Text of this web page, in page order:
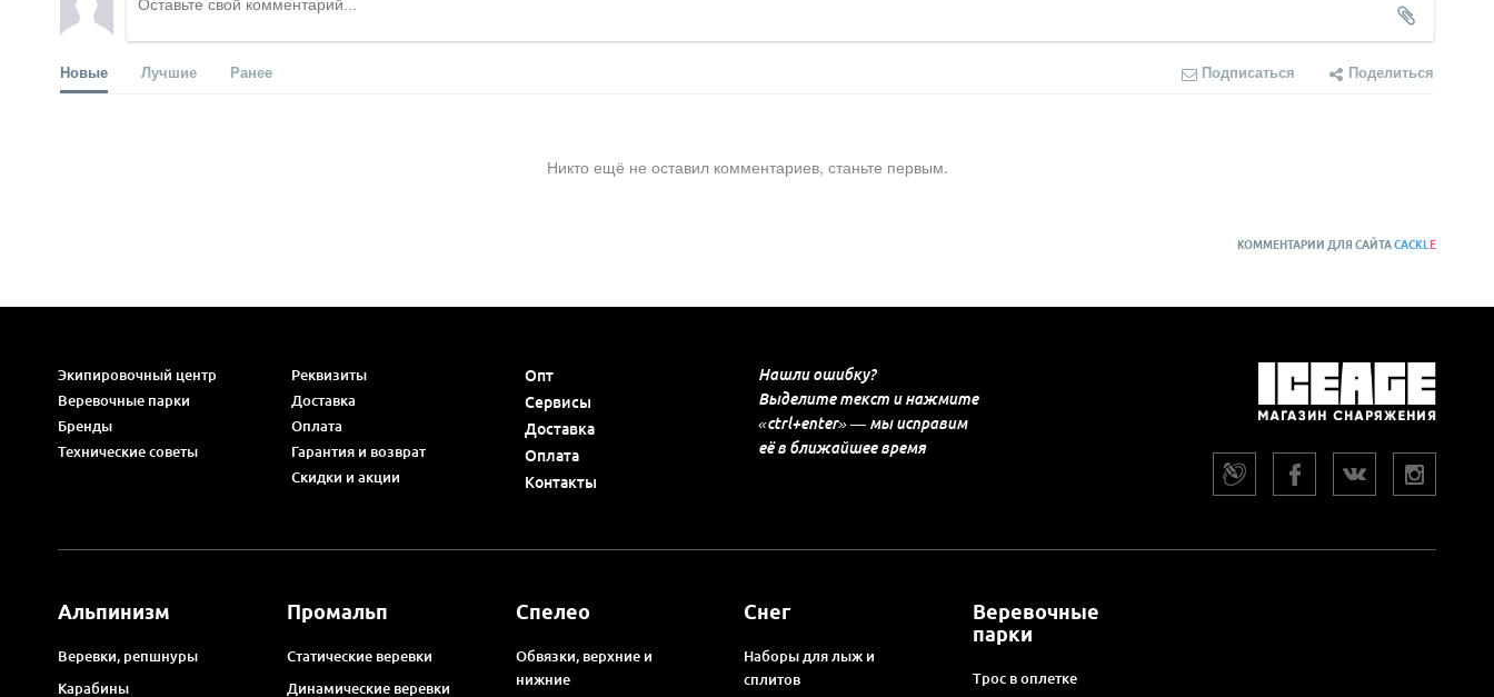
Новые Лучшие Ранее Подписаться Поделиться
Никто ещё не оставил комментариев, станьте первым.
КОММЕНТАРИИ ДЛЯ САЙТАCACKL E
Экипировочный центр
Веревочные парки
Бренды
Технические советы
Реквизиты
Доставка
Оплата
Гарантия и возврат
Скидки и акции
Опт
Сервисы
Доставка
Оплата
Контакты
Нашли ошибку?
Выделите текст и нажмите
«ctrl+enter» — мы исправим
её в ближайшее время
Альпинизм
Веревки, репшнуры
Карабины
Промальп
Статические веревки
Динамические веревки
Спелео
Обвязки, верхние и
нижние
Снег
Наборы для лыж и
сплитов
Веревочные
парки
Трос в оплетке